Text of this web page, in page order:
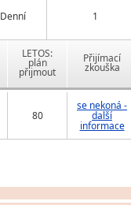
Denní 1
LETOS:
plán
přijmout
Přijímací
zkouška
80
se nekoná -
další
informace